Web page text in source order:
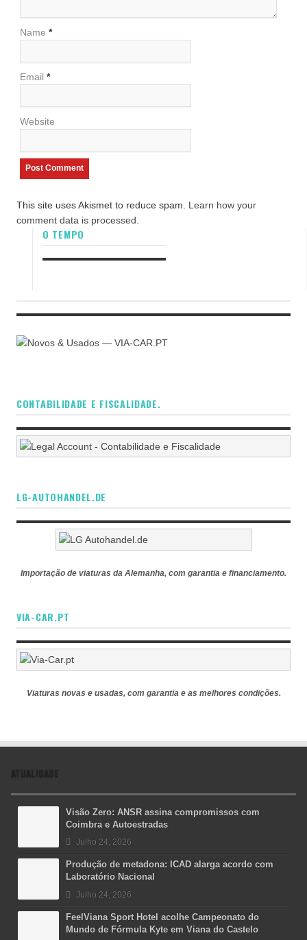
Name *
Email *
Website
This site uses Akismet to reduce spam. Learn how your
comment data is processed.
O TEMPO
CONTABILIDADE E FISCALIDADE.
LG-AUTOHANDEL.DE
Importação de viaturas da Alemanha, com garantia e financiamento.
VIA-CAR.PT
Viaturas novas e usadas, com garantia e as melhores condições.
ATUALIDADE
Visão Zero: ANSR assina compromissos com
Coimbra e Autoestradas
Julho 24, 2026
Produção de metadona: ICAD alarga acordo com
Laboratório Nacional
Julho 24, 2026
FeelViana Sport Hotel acolhe Campeonato do
Mundo de Fórmula Kyte em Viana do Castelo